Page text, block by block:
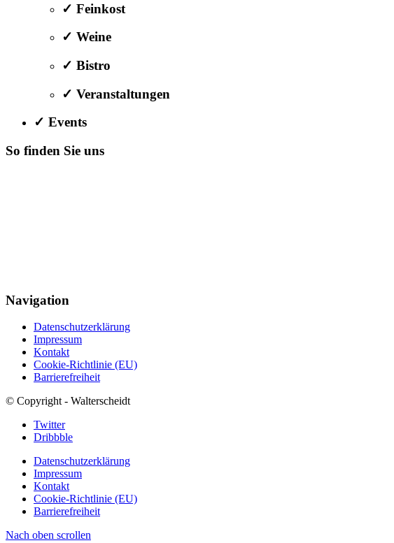
✓ Feinkost
✓ Weine
✓ Bistro
✓ Veranstaltungen
✓ Events
So finden Sie uns
Navigation
Datenschutzerklärung
Impressum
Kontakt
Cookie-Richtlinie (EU)
Barrierefreiheit
© Copyright - Walterscheidt
Twitter
Dribbble
Datenschutzerklärung
Impressum
Kontakt
Cookie-Richtlinie (EU)
Barrierefreiheit
Nach oben scrollen